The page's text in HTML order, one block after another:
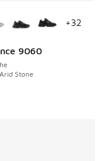
9060
Stone
+32